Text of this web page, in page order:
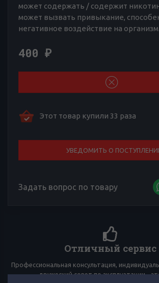
может содержать / содержит
может вызвать привыкание,
негативное воздействие на организм.
400 ₽
Этот товар купили 33 раза
УВЕДОМИТЬ О
Задать вопрос по товару
Более 4000 отзывов к
Сложно выбирать среди множества
многочисленные отзывы товарищей по